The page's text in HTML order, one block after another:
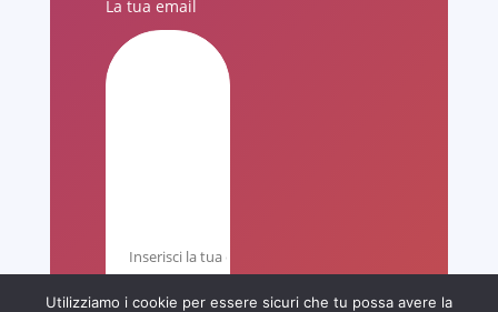
La tua email
Utilizziamo i cookie per essere sicuri che tu possa avere la